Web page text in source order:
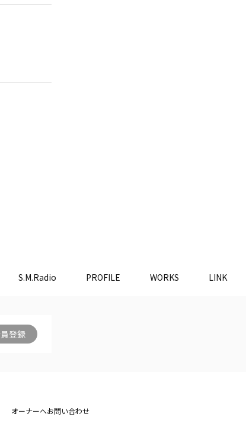
S.M.Radio PROFILE WORKS LINK
登録
オーナーへお問い合わせ